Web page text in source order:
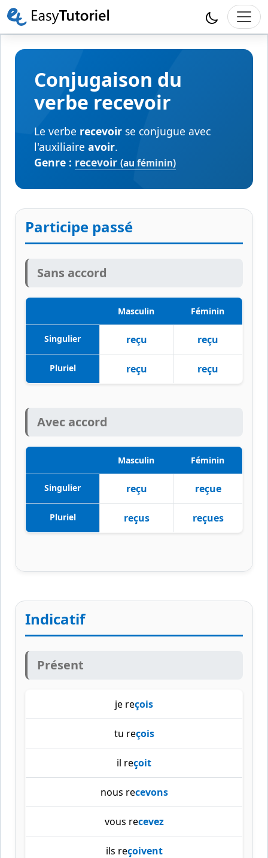
Conjugaison du
verbe recevoir
Le verbe recevoir se conjugue avec
l'auxiliaire avoir.
Genre : recevoir (au féminin)
Participe passé
Sans accord
Masculin Féminin
Singulier reçu reçu
Pluriel reçu reçu
Avec accord
Masculin Féminin
Singulier reçu reçue
Pluriel reçus reçues
Indicatif
Présent
je reçois
tu reçois
il reçoit
nous recevons
vous recevez
ils reçoivent